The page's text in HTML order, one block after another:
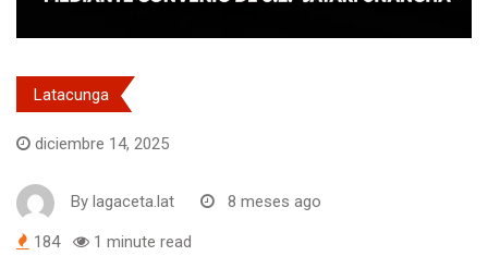
Latacunga
diciembre 14, 2025
By lagaceta.lat 8 meses ago
184 1 minute read